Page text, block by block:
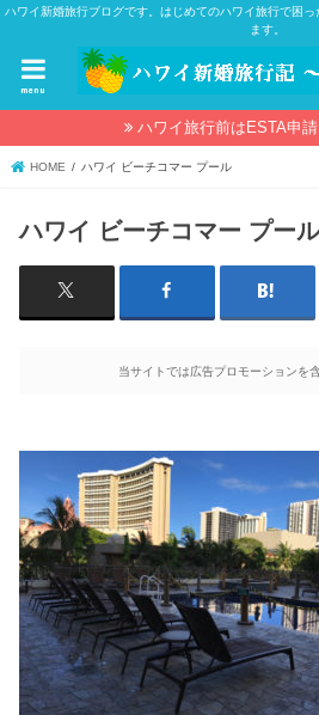
ハワイ新婚旅行ブログです。はじめてのハワイ旅行で困
ます。
menu
ハワイ旅行前はESTA申請
HOME ハワイ ビーチコマー プール
ハワイ ビーチコマー プー
当サイトでは広告プロモーションを